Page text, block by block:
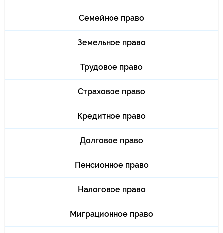
Семейное право
Земельное право
Трудовое право
Страховое право
Кредитное право
Долговое право
Пенсионное право
Налоговое право
Миграционное право